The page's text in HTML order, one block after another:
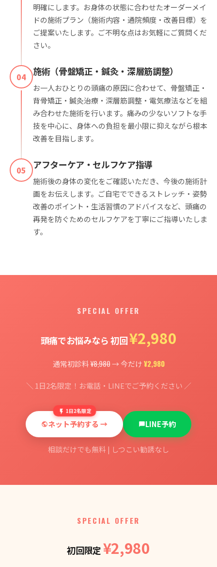
明確にします。お身体の状態に合わせたオーダーメイ
ドの施術プラン（施術内容・通院頻度・改善目標）を
ご提案いたします。ご不明な点はお気軽にご質問くだ
さい。
04 施術（骨盤矯正・鍼灸・深層筋調整）
お一人おひとりの頭痛の原因に合わせて、骨盤矯正・
背骨矯正・鍼灸治療・深層筋調整・電気療法などを組
み合わせた施術を行います。痛みの少ないソフトな手
技を中心に、身体への負担を最小限に抑えながら根本
改善を目指します。
05 アフターケア・セルフケア指導
施術後の身体の変化をご確認いただき、今後の施術計
画をお伝えします。ご自宅でできるストレッチ・姿勢
改善のポイント・生活習慣のアドバイスなど、頭痛の
再発を防ぐためのセルフケアを丁寧にご指導いたしま
す。
SPECIAL OFFER
頭痛でお悩みなら 初回¥2,980
通常初診料¥8,980→ 今だけ¥2,980
＼ 1日2名限定！お電話・LINEでご予約ください ／
1日2名限定
ネット予約する → LINE予約
相談だけでも無料 | しつこい勧誘なし
SPECIAL OFFER
初回限定¥2,980